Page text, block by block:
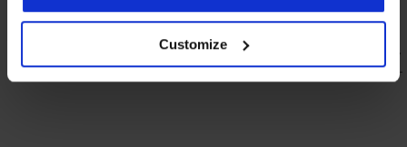
Customize
5
Dvojdielne plavky PINK STORM Color
14,50 €28,98 €
Pop Yellow
7,50 €14,99